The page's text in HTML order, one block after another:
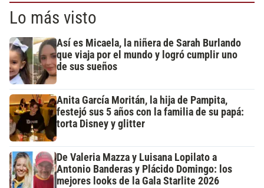
Lo más visto
Así es Micaela, la niñera de Sarah Burlando
que viaja por el mundo y logró cumplir uno
de sus sueños
Anita García Moritán, la hija de Pampita,
festejó sus 5 años con la familia de su papá:
torta Disney y glitter
De Valeria Mazza y Luisana Lopilato a
Antonio Banderas y Plácido Domingo: los
mejores looks de la Gala Starlite 2026